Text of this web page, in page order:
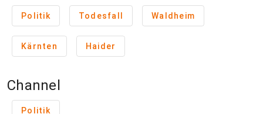
Politik Todesfall Waldheim
Kärnten Haider
Channel
Politik